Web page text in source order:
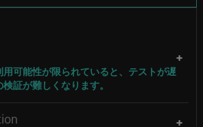
可能性が限られていると、テストが遅
証が難しくなります。